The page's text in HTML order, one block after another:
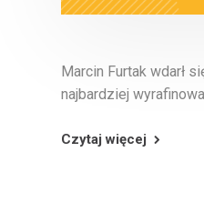
Marcin Furtak wdarł
najbardziej
Czytaj więcej